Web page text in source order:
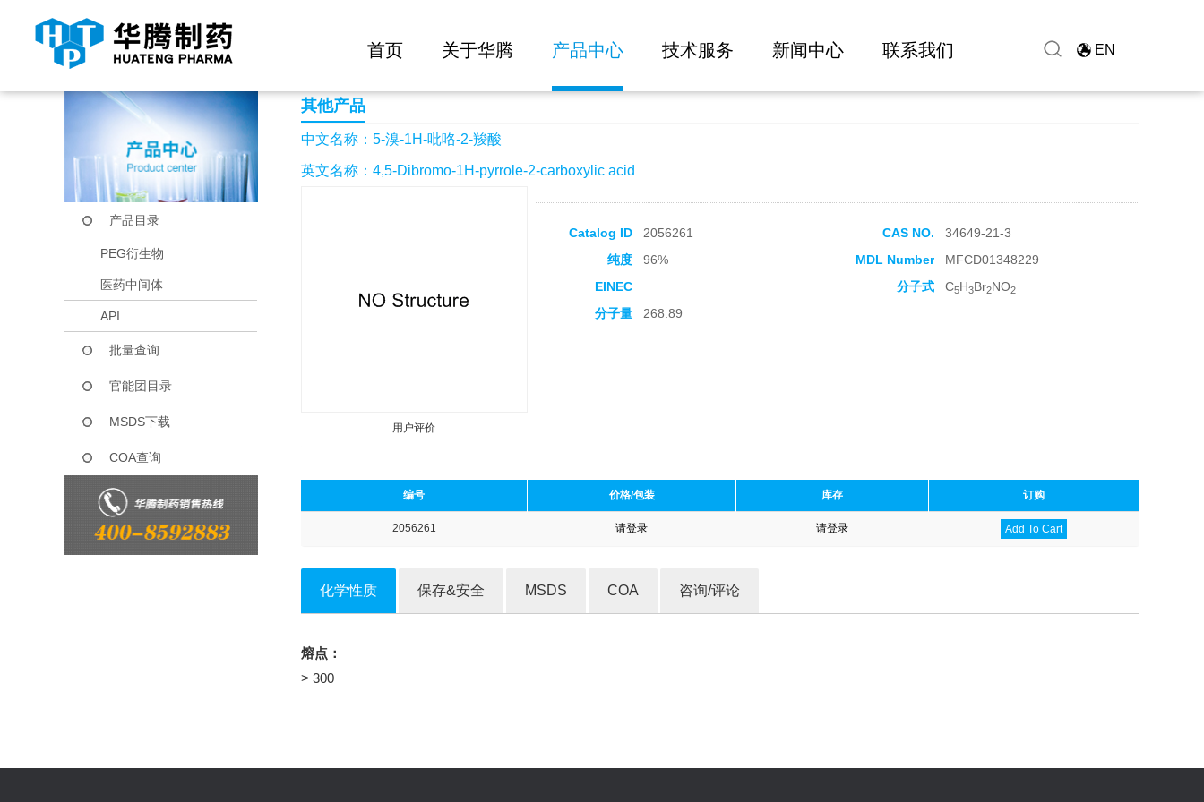
首页 关于华腾 产品中心 技术服务 新闻中心 联系我们 EN
当前位置： 首页 产品中心 5-溴-1H-吡咯-2-羧酸
产品目录
PEG衍生物
医药中间体
API
批量查询
官能团目录
MSDS下载
COA查询
其他产品
中文名称：5-溴-1H-吡咯-2-羧酸
英文名称：4,5-Dibromo-1H-pyrrole-2-carboxylic acid
用户评价
Catalog ID 2056261 CAS NO.
34649-21-3
纯度
96% MDL Number
MFCD01348229
EINEC
分子式 C5H3Br2NO2
分子量 268.89
编号 价格/包装 库存 订购
2056261 请登录 请登录 Add To Cart
化学性质 保存&安全 MSDS COA 咨询/评论
熔点：
> 300